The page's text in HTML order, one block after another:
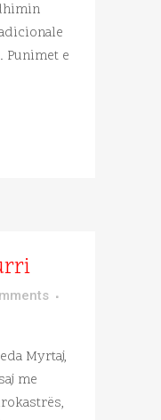
Punimet e
Myrtaj,
me